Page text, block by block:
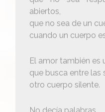
abiertos,
que no sea de un
cuando un cuerpo
El amor también es
que busca entre las
otro cuerpo silente.